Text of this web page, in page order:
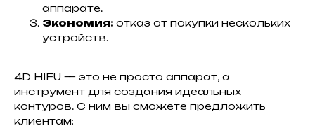
аппарате.
Экономия: отказ от покупки нескольких
устройств.
4D HIFU — это не просто аппарат, а
инструмент для создания идеальных
контуров. С ним вы сможете предложить
клиентам: